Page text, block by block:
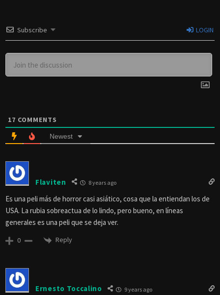
Subscribe LOGIN
17 COMMENTS
Newest
Flaviten 8 years ago
Es una peli más de horror casi asiático, cosa que la entiendan los de
USA. La rubia sobreactua de lo lindo, pero bueno, en líneas
generales es una peli que se deja ver.
0 Reply
Ernesto Toccalino 9 years ago